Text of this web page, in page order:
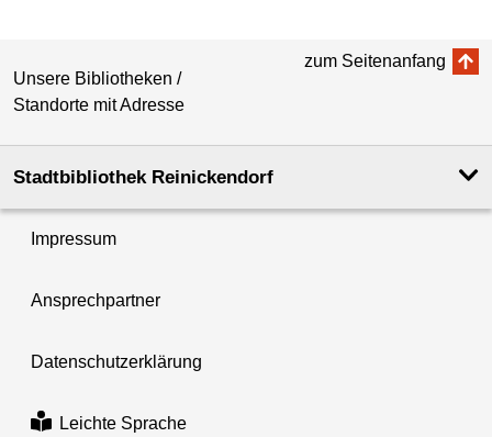
Unsere Bibliotheken /
Standorte mit Adresse
zum Seitenanfang
Stadtbibliothek Reinickendorf
Impressum
Ansprechpartner
Datenschutzerklärung
Leichte Sprache